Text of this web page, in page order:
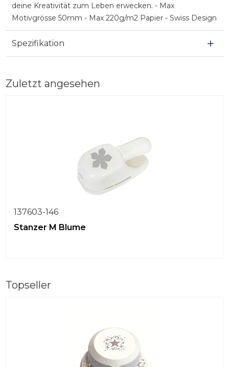
deine Kreativität zum Leben erwecken. - Max
Motivgrösse 50mm - Max 220g/m2 Papier - Swiss Design
Spezifikation
Zuletzt angesehen
137603-146
Stanzer M Blume
Topseller